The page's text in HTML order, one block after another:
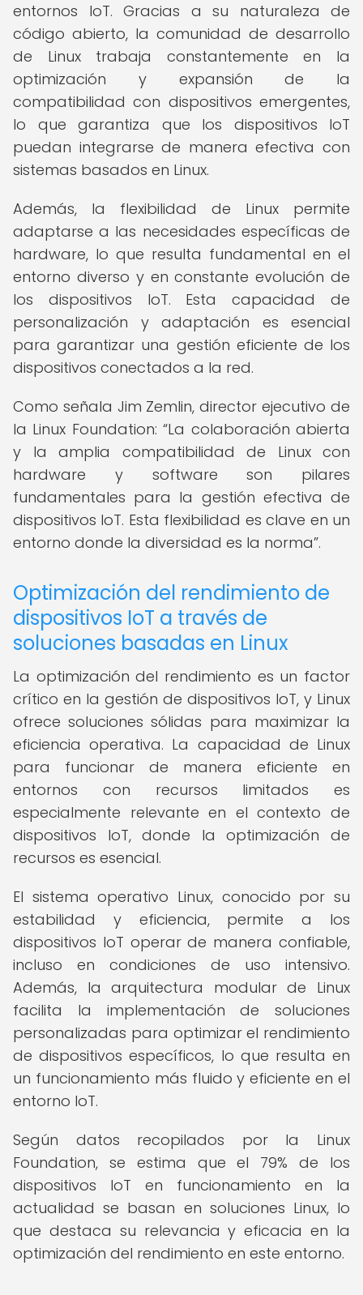
entornos IoT. Gracias a su naturaleza de
código abierto, la comunidad de desarrollo
de Linux trabaja constantemente en la
optimización y expansión de la
compatibilidad con dispositivos emergentes,
lo que garantiza que los dispositivos IoT
puedan integrarse de manera efectiva con
sistemas basados en Linux.
Además, la flexibilidad de Linux permite
adaptarse a las necesidades específicas de
hardware, lo que resulta fundamental en el
entorno diverso y en constante evolución de
los dispositivos IoT. Esta capacidad de
personalización y adaptación es esencial
para garantizar una gestión eficiente de los
dispositivos conectados a la red.
Como señala Jim Zemlin, director ejecutivo de
la Linux Foundation: La colaboración abierta
y la amplia compatibilidad de Linux con
hardware y software son pilares
fundamentales para la gestión efectiva de
dispositivos IoT. Esta flexibilidad es clave en un
entorno donde la diversidad es la norma .
Optimización del rendimiento de
dispositivos IoT a través de
soluciones basadas en Linux
La optimización del rendimiento es un factor
crítico en la gestión de dispositivos IoT, y Linux
ofrece soluciones sólidas para maximizar la
eficiencia operativa. La capacidad de Linux
para funcionar de manera eficiente en
entornos con recursos limitados es
especialmente relevante en el contexto de
dispositivos IoT, donde la optimización de
recursos es esencial.
El sistema operativo Linux, conocido por su
estabilidad y eficiencia, permite a los
dispositivos IoT operar de manera confiable,
incluso en condiciones de uso intensivo.
Además, la arquitectura modular de Linux
facilita la implementación de soluciones
personalizadas para optimizar el rendimiento
de dispositivos específicos, lo que resulta en
un funcionamiento más fluido y eficiente en el
entorno IoT.
Según datos recopilados por la Linux
Foundation, se estima que el 79% de los
dispositivos IoT en funcionamiento en la
actualidad se basan en soluciones Linux, lo
que destaca su relevancia y eficacia en la
optimización del rendimiento en este entorno.